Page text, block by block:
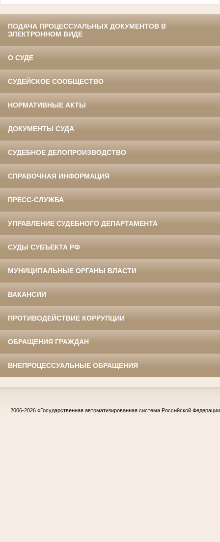
ПОДАЧА ПРОЦЕССУАЛЬНЫХ ДОКУМЕНТОВ В
ЭЛЕКТРОННОМ ВИДЕ
О СУДЕ
СУДЕЙСКОЕ СООБЩЕСТВО
НОРМАТИВНЫЕ АКТЫ
ДОКУМЕНТЫ СУДА
СУДЕБНОЕ ДЕЛОПРОИЗВОДСТВО
СПРАВОЧНАЯ ИНФОРМАЦИЯ
ПРЕСС-СЛУЖБА
УПРАВЛЕНИЕ СУДЕБНОГО ДЕПАРТАМЕНТА
СУДЫ СУБЪЕКТА РФ
МУНИЦИПАЛЬНЫЕ ОРГАНЫ ВЛАСТИ
ВАКАНСИИ
ПРОТИВОДЕЙСТВИЕ КОРРУПЦИИ
ОБРАЩЕНИЯ ГРАЖДАН
ВНЕПРОЦЕССУАЛЬНЫЕ ОБРАЩЕНИЯ
2006-2026 «Государственная автоматизированная система Российской